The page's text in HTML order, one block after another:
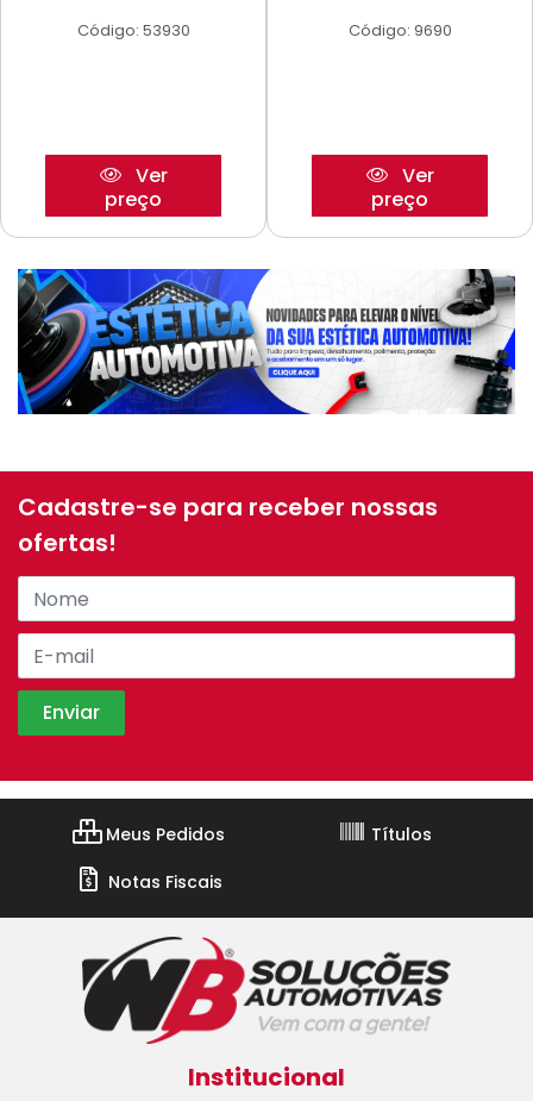
Código: 53930
Ver
preço
Código: 9690
Ver
preço
Cadastre-se para receber nossas
ofertas!
Meus Pedidos
Títulos
Notas Fiscais
Institucional